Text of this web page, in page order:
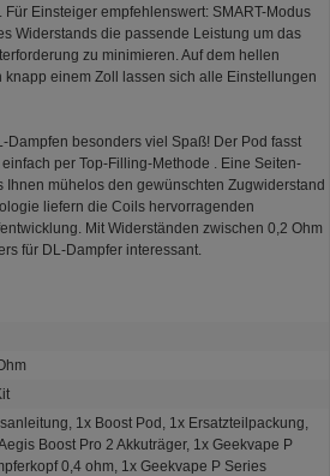
Einsteiger empfehlenswert: SMART-Modus
Widerstands die passende Leistung um das
zu minimieren. Auf dem hellen
knapp einem Zoll lassen sich alle Einstellungen
Dampfen besonders viel Spaß! Der Pod fasst
per Top-Filling-Methode . Eine Seiten-
Ihnen mühelos den gewünschten Zugwiderstand
liefern die Coils hervorragenden
Mit Widerständen zwischen 0,2 Ohm
für DL-Dampfer interessant.
1x Boost Pod, 1x Ersatzteilpackung,
Boost Pro 2 Akkuträger, 1x Geekvape P
0,4 ohm, 1x Geekvape P Series